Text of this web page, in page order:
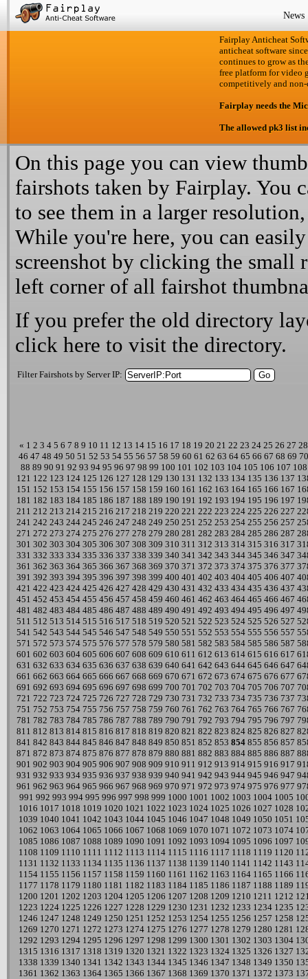
News
Fairplay Anticheat
anticheat software
continues to grow as
free platform for video
competitively and
Fairplay needs the
The allowed pk3 list
On this page you can view
fairshots taken by Fairplay. You
to see them in a larger
While you're here, you can
screenshot by clicking the small
left corner of all fairshot
If you prefer the old directory
click here to visit the directory.
Filter Fairshots by Server IP:
« 1 2 3 4 5 6 7 8 9 10 11 12 13 14 15 16 17 18 19 20 21 22 23 24 25 26 27 28
46 47 48 49 50 51 52 53 54 55 56 57 58 59 60 61 62 63 64 65 66 67 68 69 70
88 89 90 91 92 93 94 95 96 97 98 99 100 101 102 103 104 105 106 107 108
121 122 123 124 125 126 127 128 129 130 131 132 133 134 135 136 137
151 152 153 154 155 156 157 158 159 160 161 162 163 164 165 166 167
181 182 183 184 185 186 187 188 189 190 191 192 193 194 195 196 197
211 212 213 214 215 216 217 218 219 220 221 222 223 224 225 226 227
241 242 243 244 245 246 247 248 249 250 251 252 253 254 255 256 257
271 272 273 274 275 276 277 278 279 280 281 282 283 284 285 286 287
301 302 303 304 305 306 307 308 309 310 311 312 313 314 315 316 317
331 332 333 334 335 336 337 338 339 340 341 342 343 344 345 346 347
361 362 363 364 365 366 367 368 369 370 371 372 373 374 375 376 377
391 392 393 394 395 396 397 398 399 400 401 402 403 404 405 406 407
421 422 423 424 425 426 427 428 429 430 431 432 433 434 435 436 437
451 452 453 454 455 456 457 458 459 460 461 462 463 464 465 466 467
481 482 483 484 485 486 487 488 489 490 491 492 493 494 495 496 497
511 512 513 514 515 516 517 518 519 520 521 522 523 524 525 526 527
541 542 543 544 545 546 547 548 549 550 551 552 553 554 555 556 557
571 572 573 574 575 576 577 578 579 580 581 582 583 584 585 586 587
601 602 603 604 605 606 607 608 609 610 611 612 613 614 615 616 617
631 632 633 634 635 636 637 638 639 640 641 642 643 644 645 646 647
661 662 663 664 665 666 667 668 669 670 671 672 673 674 675 676 677
691 692 693 694 695 696 697 698 699 700 701 702 703 704 705 706 707
721 722 723 724 725 726 727 728 729 730 731 732 733 734 735 736 737
751 752 753 754 755 756 757 758 759 760 761 762 763 764 765 766 767
781 782 783 784 785 786 787 788 789 790 791 792 793 794 795 796 797
811 812 813 814 815 816 817 818 819 820 821 822 823 824 825 826 827
841 842 843 844 845 846 847 848 849 850 851 852 853 854 855 856 857
871 872 873 874 875 876 877 878 879 880 881 882 883 884 885 886 887
901 902 903 904 905 906 907 908 909 910 911 912 913 914 915 916 917
931 932 933 934 935 936 937 938 939 940 941 942 943 944 945 946 947
961 962 963 964 965 966 967 968 969 970 971 972 973 974 975 976 977
991 992 993 994 995 996 997 998 999 1000 1001 1002 1003 1004 1005
1016 1017 1018 1019 1020 1021 1022 1023 1024 1025 1026 1027 1028
1039 1040 1041 1042 1043 1044 1045 1046 1047 1048 1049 1050 1051
1062 1063 1064 1065 1066 1067 1068 1069 1070 1071 1072 1073 1074
1085 1086 1087 1088 1089 1090 1091 1092 1093 1094 1095 1096 1097
1108 1109 1110 1111 1112 1113 1114 1115 1116 1117 1118 1119 1120
1131 1132 1133 1134 1135 1136 1137 1138 1139 1140 1141 1142 1143
1154 1155 1156 1157 1158 1159 1160 1161 1162 1163 1164 1165 1166
1177 1178 1179 1180 1181 1182 1183 1184 1185 1186 1187 1188 1189
1200 1201 1202 1203 1204 1205 1206 1207 1208 1209 1210 1211 1212
1223 1224 1225 1226 1227 1228 1229 1230 1231 1232 1233 1234 1235
1246 1247 1248 1249 1250 1251 1252 1253 1254 1255 1256 1257 1258
1269 1270 1271 1272 1273 1274 1275 1276 1277 1278 1279 1280 1281
1292 1293 1294 1295 1296 1297 1298 1299 1300 1301 1302 1303 1304
1315 1316 1317 1318 1319 1320 1321 1322 1323 1324 1325 1326 1327
1338 1339 1340 1341 1342 1343 1344 1345 1346 1347 1348 1349 1350
1361 1362 1363 1364 1365 1366 1367 1368 1369 1370 1371 1372 1373